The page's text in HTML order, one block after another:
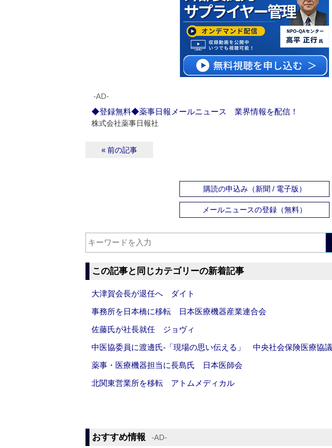
‐AD‐
◆登録無料◆薬事日報メールニュース 業界情報を配信！
株式会社薬事日報社
« 前の記事
購読の申込み（新聞 / 電子版）
メールニュースの登録（無料）
この記事と同じカテゴリーの新着記事
大津賀会長が退任へ ダイト
事務所を日本橋に移転 日本医療機器産業連合会
佐藤氏が社長就任 ジョヴィ
中医協委員に渡邊氏‐「現場の思い伝える」 中央社会保険医療協
薬事・医療機器担当に長島氏 日本医師会
北関東営業所を移転 アトムメディカル
おすすめ情報 ‐AD‐